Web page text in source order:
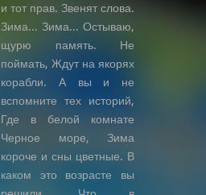
и тот прав. Звенят слова.
Зима... Зима... Остываю,
щурю память. Не
поймать, Ждут на якорях
корабли. А вы и не
вспомните тех историй,
Где в белой комнате
Черное море, Зима
короче и сны цветные. В
каком это возрасте вы